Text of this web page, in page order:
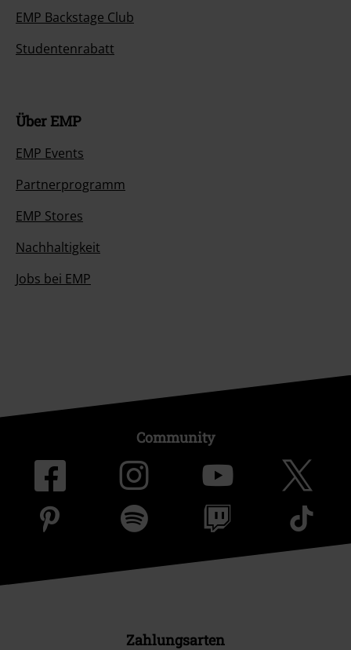
EMP Backstage Club
Studentenrabatt
Über EMP
EMP Events
Partnerprogramm
EMP Stores
Nachhaltigkeit
Jobs bei EMP
Community
Zahlungsarten